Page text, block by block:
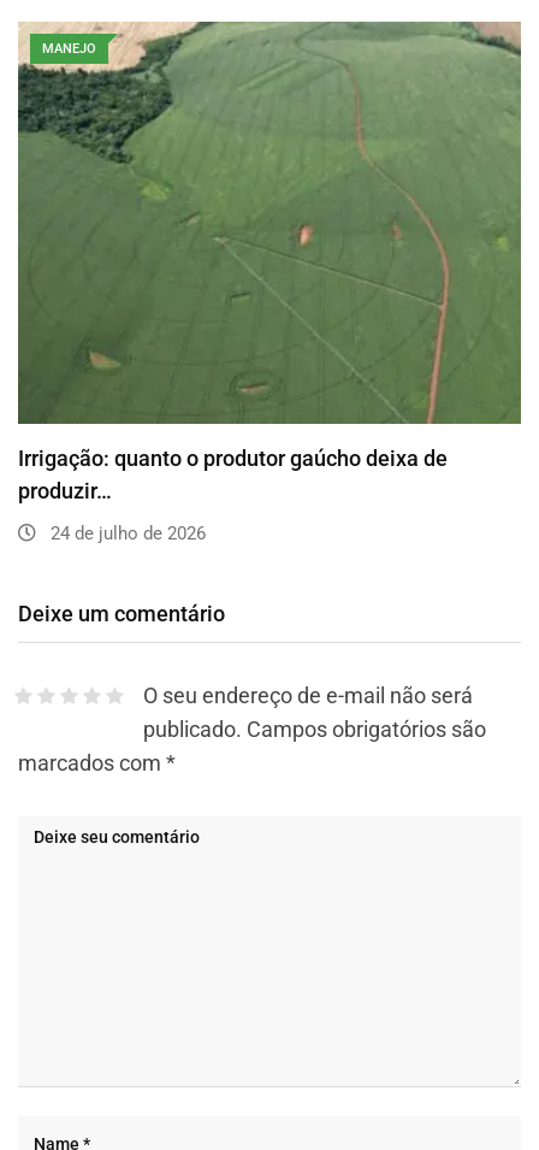
MANEJO
Irrigação: quanto o produtor gaúcho deixa de
produzir…
24 de julho de 2026
Deixe um comentário
O seu endereço de e-mail não será
publicado. Campos obrigatórios são
marcados com *